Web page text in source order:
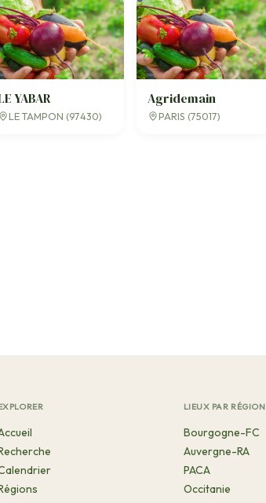
YABAR
LE TAMPON (97430)
Agridemain
PARIS (75017)
LIEUX PAR RÉGION
Bourgogne-FC
Auvergne-RA
PACA
Occitanie